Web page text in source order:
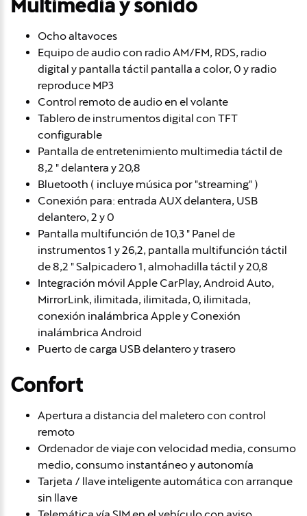
Multimedia y sonido
Ocho altavoces
Equipo de audio con radio AM/FM, RDS, radio
digital y pantalla táctil pantalla a color, 0 y radio
reproduce MP3
Control remoto de audio en el volante
Tablero de instrumentos digital con TFT
configurable
Pantalla de entretenimiento multimedia táctil de
8,2 " delantera y 20,8
Bluetooth ( incluye música por "streaming" )
Conexión para: entrada AUX delantera, USB
delantero, 2 y 0
Pantalla multifunción de 10,3 " Panel de
instrumentos 1 y 26,2, pantalla multifunción táctil
de 8,2 " Salpicadero 1, almohadilla táctil y 20,8
Integración móvil Apple CarPlay, Android Auto,
MirrorLink, ilimitada, ilimitada, 0, ilimitada,
conexión inalámbrica Apple y Conexión
inalámbrica Android
Puerto de carga USB delantero y trasero
Confort
Apertura a distancia del maletero con control
remoto
Ordenador de viaje con velocidad media, consumo
medio, consumo instantáneo y autonomía
Tarjeta / llave inteligente automática con arranque
sin llave